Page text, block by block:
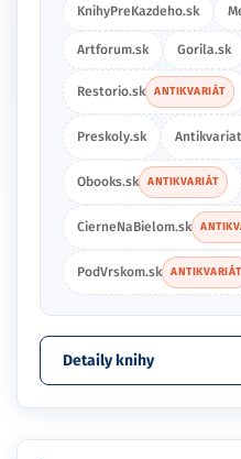
KnihyPreKazdeho.sk
Artforum.sk Gorila.sk
Restorio.sk ANTIKVARIÁT
Preskoly.sk
Obooks.sk ANTIKVARIÁT
CierneNaBielom.sk
PodVrskom.sk ANTIKVARIÁT
Detaily knihy